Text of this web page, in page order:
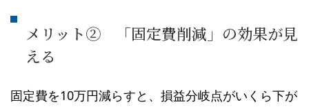
メリット② 「固定費削減」の効果が見
える
固定費を10万円減らすと、損益分岐点がいくら下が